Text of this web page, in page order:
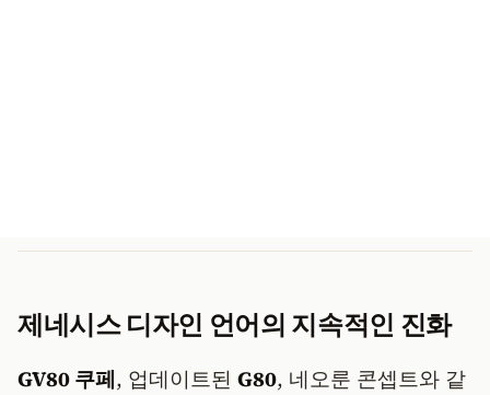
제네시스 디자인 언어의 지속적인 진화
GV80 쿠페, 업데이트된 G80, 네오룬 콘셉트와 같